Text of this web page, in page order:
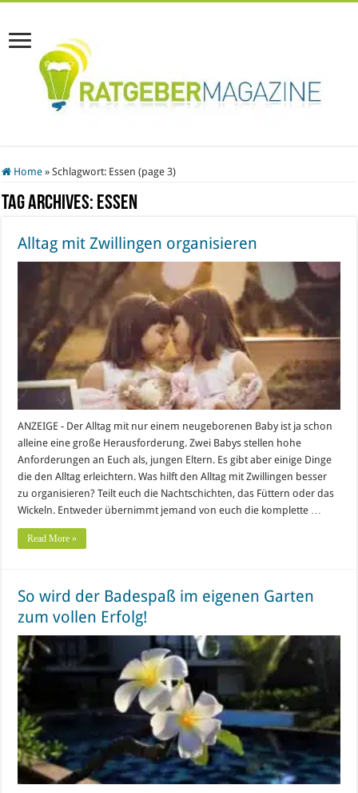
Home » Schlagwort: Essen (page 3)
Tag Archives: Essen
Alltag mit Zwillingen organisieren
ANZEIGE - Der Alltag mit nur einem neugeborenen Baby ist ja schon
alleine eine große Herausforderung. Zwei Babys stellen hohe
Anforderungen an Euch als, jungen Eltern. Es gibt aber einige Dinge
die den Alltag erleichtern. Was hilft den Alltag mit Zwillingen besser
zu organisieren? Teilt euch die Nachtschichten, das Füttern oder das
Wickeln. Entweder übernimmt jemand von euch die komplette …
Read More »
So wird der Badespaß im eigenen Garten
zum vollen Erfolg!